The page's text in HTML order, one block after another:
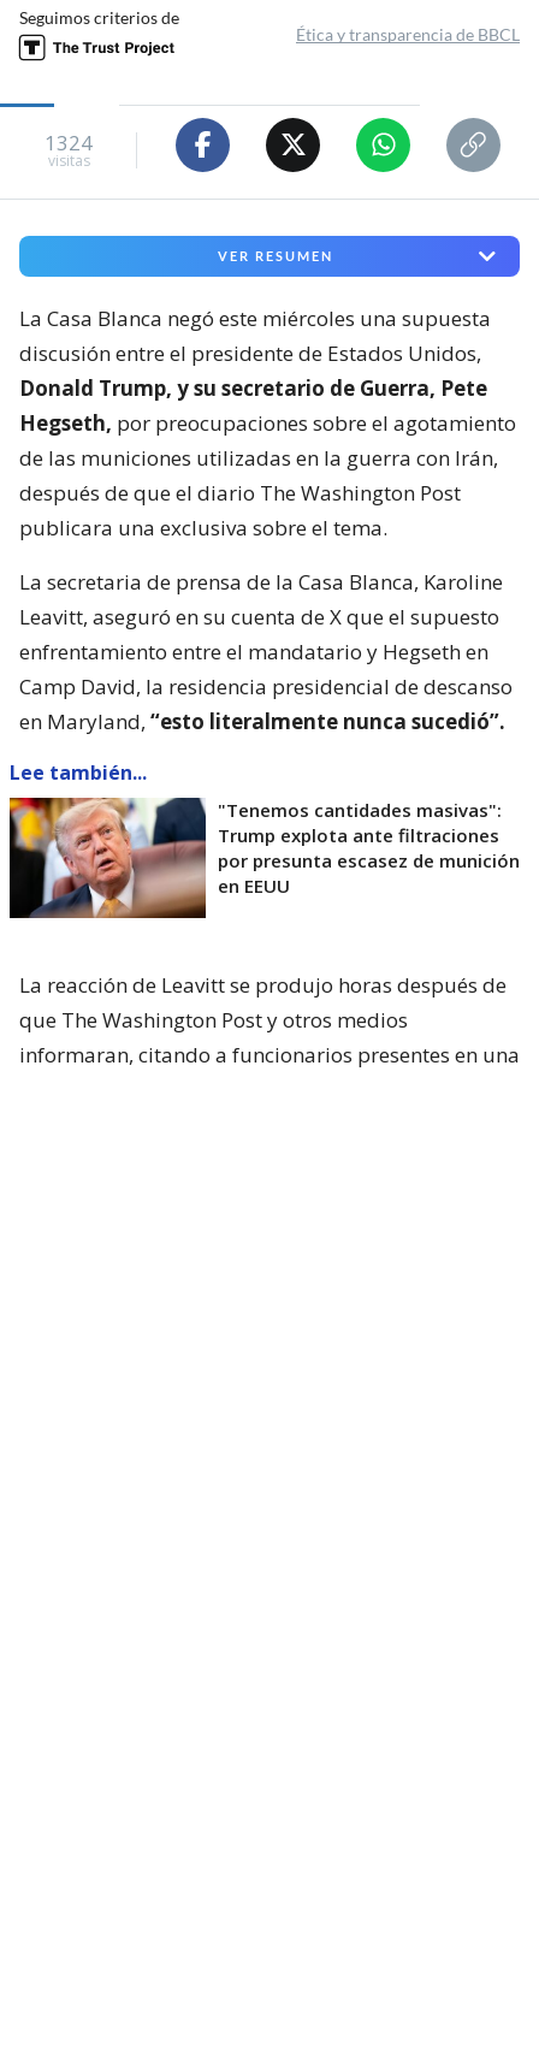
Seguimos criterios de
Ética y transparencia de BBCL
1324
visitas
VER RESUMEN
La Casa Blanca negó este miércoles una supuesta
discusión entre el presidente de Estados Unidos,
Donald Trump, y su secretario de Guerra, Pete
Hegseth, por preocupaciones sobre el agotamiento
de las municiones utilizadas en la guerra con Irán,
después de que el diario The Washington Post
publicara una exclusiva sobre el tema.
La secretaria de prensa de la Casa Blanca, Karoline
Leavitt, aseguró en su cuenta de X que el supuesto
enfrentamiento entre el mandatario y Hegseth en
Camp David, la residencia presidencial de descanso
en Maryland,
“esto literalmente nunca sucedió”.
Lee también...
"Tenemos cantidades masivas":
Trump explota ante filtraciones
por presunta escasez de munición
en EEUU
La reacción de Leavitt se produjo horas después de
que The Washington Post y otros medios
informaran, citando a funcionarios presentes en una